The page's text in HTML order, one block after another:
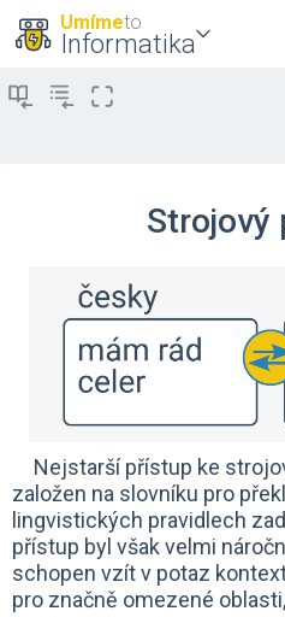
Umímeto
Informatika
Strojový
Nejstarší přístup ke
založen na slovníku pro
lingvistických pravidlech
přístup byl však velmi
schopen vzít v potaz
pro značně omezené